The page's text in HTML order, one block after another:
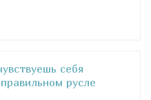
себя
русле